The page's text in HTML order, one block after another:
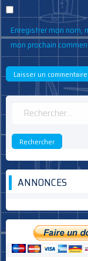
Enregistrer mon nom,
mon prochain
Rechercher :
ANNONCES